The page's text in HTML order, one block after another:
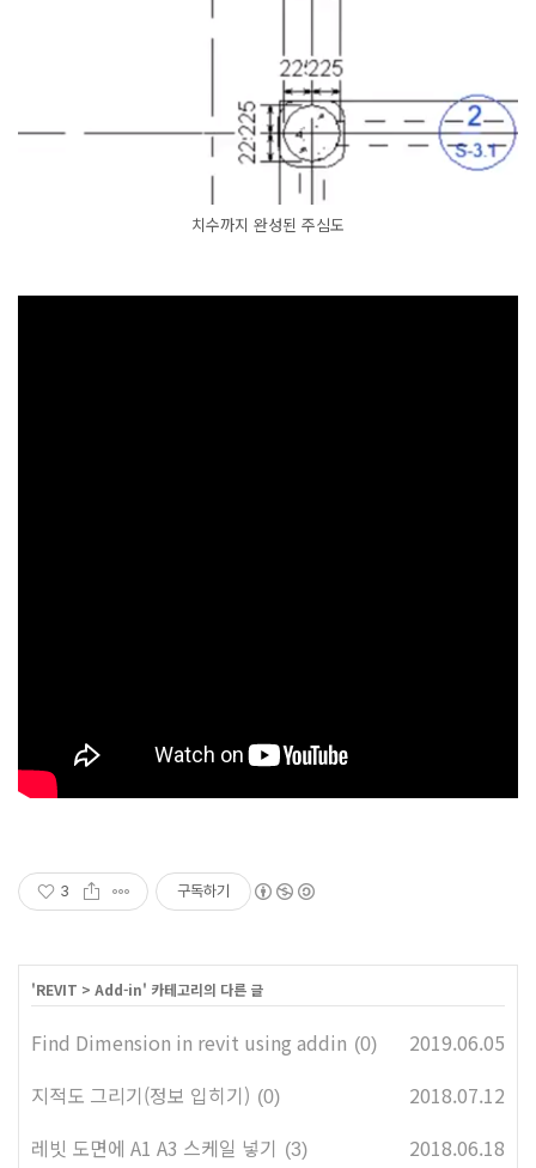
치수까지 완성된 주심도
3 구독하기
'REVIT > Add-in' 카테고리의 다른 글
Find Dimension in revit using addin (0)
2019.06.05
지적도 그리기(정보 입히기) (0)
2018.07.12
레빗 도면에 A1 A3 스케일 넣기 (3)
2018.06.18